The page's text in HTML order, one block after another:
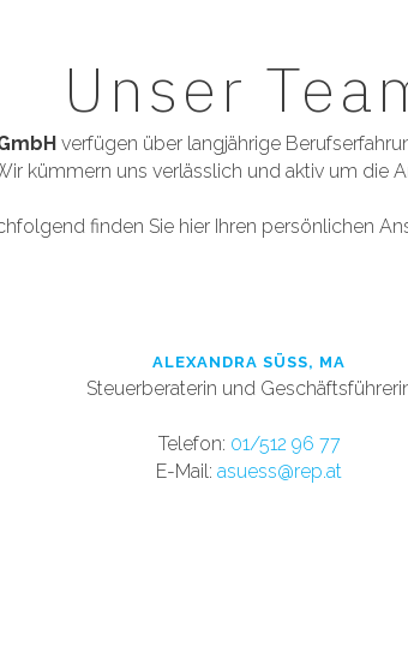
Unser
verfügen über langjährige
kümmern uns verlässlich und aktiv um die
finden Sie hier Ihren persönlichen
ALEXANDRA SÜSS, MA
Steuerberaterin und
Telefon: 01/512 96 77
E-Mail:asuess@rep.at